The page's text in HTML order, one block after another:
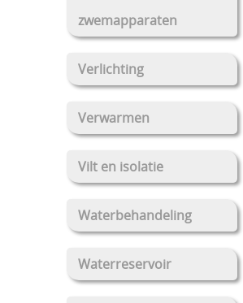
zwemapparaten
Verlichting
Verwarmen
Vilt en isolatie
Waterbehandeling
Waterreservoir